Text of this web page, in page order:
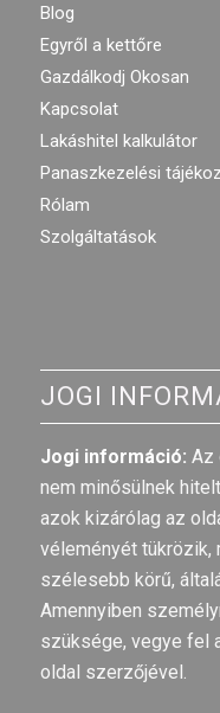
Blog
Egyről a kettőre
Gazdálkodj Okosan
Kapcsolat
Lakáshitel kalkulátor
Panaszkezelési
Rólam
Szolgáltatások
JOGI
Jogi információ: Az
nem minősülnek
azok kizárólag az
véleményét tükrözik,
szélesebb körű,
Amennyiben
szüksége, vegye fel
oldal szerzőjével.